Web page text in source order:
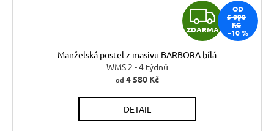
Z
D
ZDARMA
OD
5 090
KČ
–10 %
Manželská postel z masivu BARBORA bílá
WMS 2 - 4 týdnů
od 4 580 Kč
DETAIL